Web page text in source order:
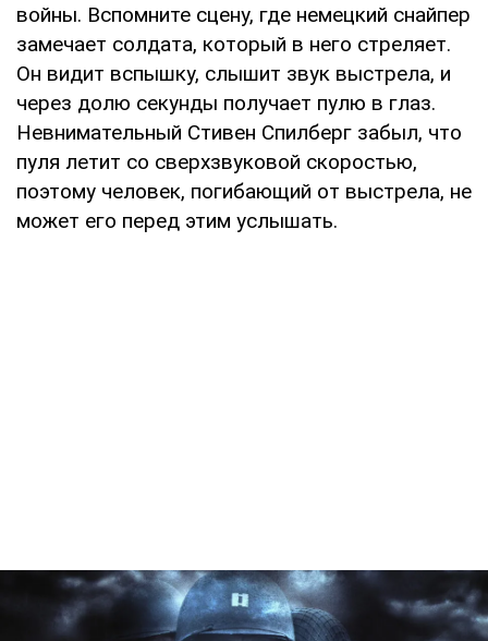
войны. Вспомните сцену, где немецкий снайпер
замечает солдата, который в него стреляет.
Он видит вспышку, слышит звук выстрела, и
через долю секунды получает пулю в глаз.
Невнимательный Стивен Спилберг забыл, что
пуля летит со сверхзвуковой скоростью,
поэтому человек, погибающий от выстрела, не
может его перед этим услышать.